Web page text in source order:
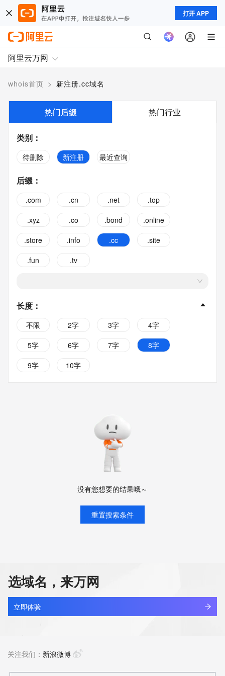
打开 APP
阿里云万网
whois首页 > 新注册.cc域名
热门后缀 热门行业
类别 ：
待删除 新注册 最近查询
后缀 ：
.com .cn .net
.top
.xyz
.co .bond
.online
.store
.info .cc
.site
.fun
.tv
长度 ：
不限 2字 3字
4字
5字
6字 7字
8字
9字
10字
没有您想要的结果哦～
重置搜索条件
选域名，来万网
立即体验
关注我们： 新浪微博